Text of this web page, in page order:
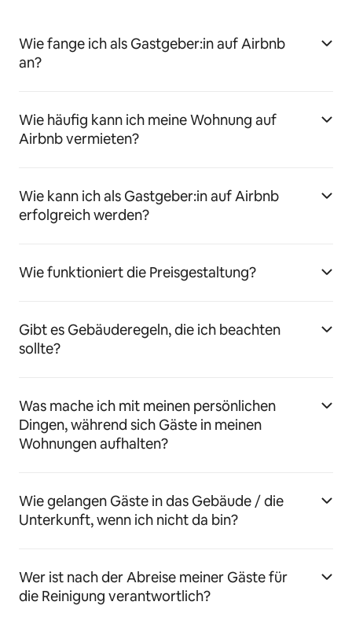
Wie fange ich als Gastgeber:in auf Airbnb
an?
Wie häufig kann ich meine Wohnung auf
Airbnb vermieten?
Wie kann ich als Gastgeber:in auf Airbnb
erfolgreich werden?
Wie funktioniert die Preisgestaltung?
Gibt es Gebäuderegeln, die ich beachten
sollte?
Was mache ich mit meinen persönlichen
Dingen, während sich Gäste in meinen
Wohnungen aufhalten?
Wie gelangen Gäste in das Gebäude / die
Unterkunft, wenn ich nicht da bin?
Wer ist nach der Abreise meiner Gäste für
die Reinigung verantwortlich?